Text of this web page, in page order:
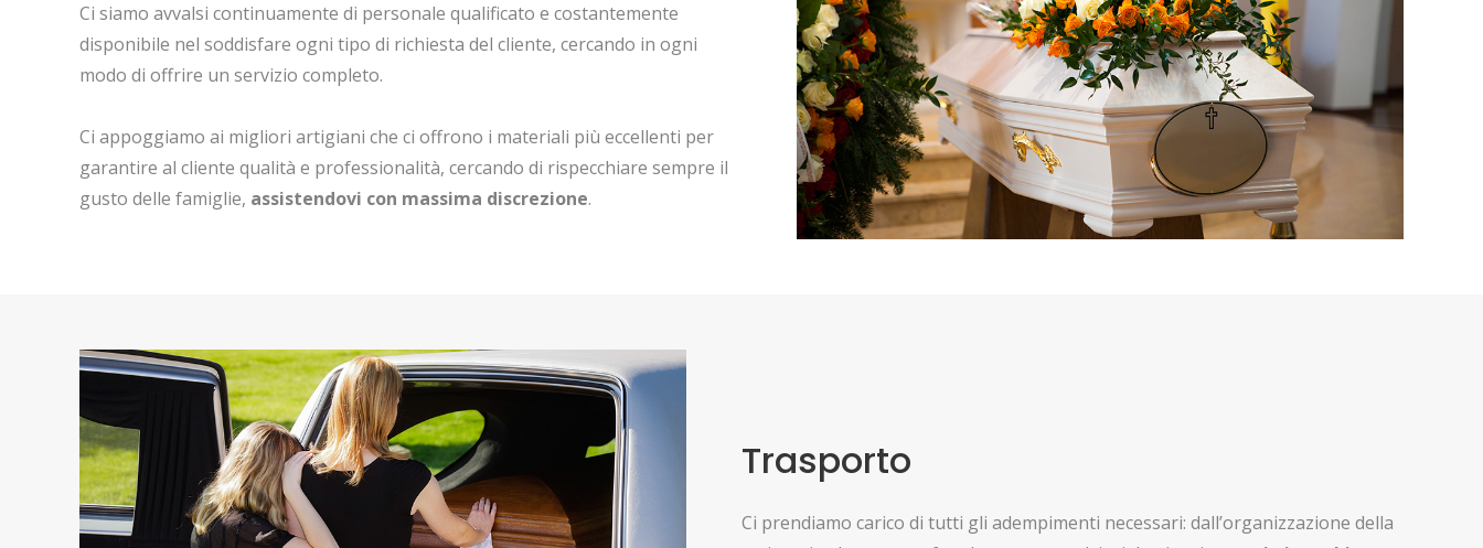
Ci siamo avvalsi continuamente di personale qualificato e costantemente
disponibile nel soddisfare ogni tipo di richiesta del cliente, cercando in ogni
modo di offrire un servizio completo.
Ci appoggiamo ai migliori artigiani che ci offrono i materiali più eccellenti per
garantire al cliente qualità e professionalità, cercando di rispecchiare sempre il
gusto delle famiglie, assistendovi con massima discrezione.
Trasporto
Ci prendiamo carico di tutti gli adempimenti necessari: dall’organizzazione della